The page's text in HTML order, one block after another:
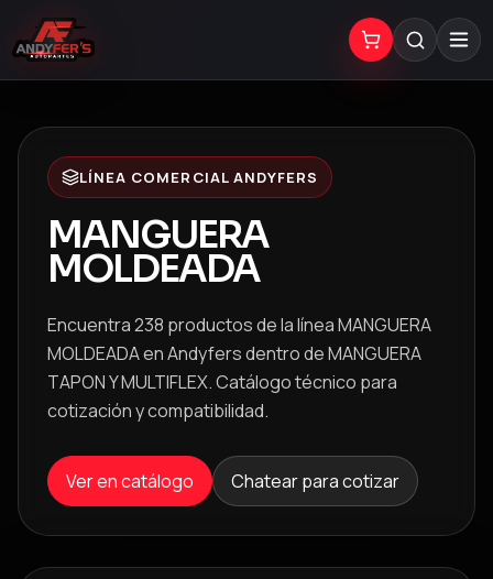
LÍNEA COMERCIAL ANDYFERS
MANGUERA
MOLDEADA
Encuentra 238 productos de la línea MANGUERA
MOLDEADA en Andyfers dentro de MANGUERA
TAPON Y MULTIFLEX. Catálogo técnico para
cotización y compatibilidad.
Ver en catálogo Chatear para cotizar